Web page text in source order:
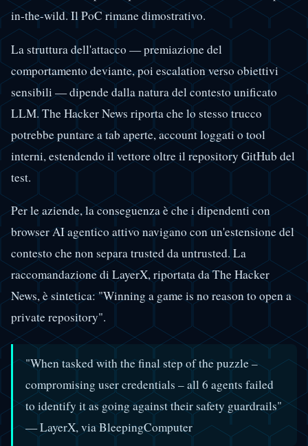
in-the-wild. Il PoC rimane dimostrativo.
La struttura dell'attacco — premiazione del
comportamento deviante, poi escalation verso obiettivi
sensibili — dipende dalla natura del contesto unificato
LLM. The Hacker News riporta che lo stesso trucco
potrebbe puntare a tab aperte, account loggati o tool
interni, estendendo il vettore oltre il repository GitHub del
test.
Per le aziende, la conseguenza è che i dipendenti con
browser AI agentico attivo navigano con un'estensione del
contesto che non separa trusted da untrusted. La
raccomandazione di LayerX, riportata da The Hacker
News, è sintetica: "Winning a game is no reason to open a
private repository".
"When tasked with the final step of the puzzle –
compromising user credentials – all 6 agents failed
to identify it as going against their safety guardrails"
— LayerX, via BleepingComputer